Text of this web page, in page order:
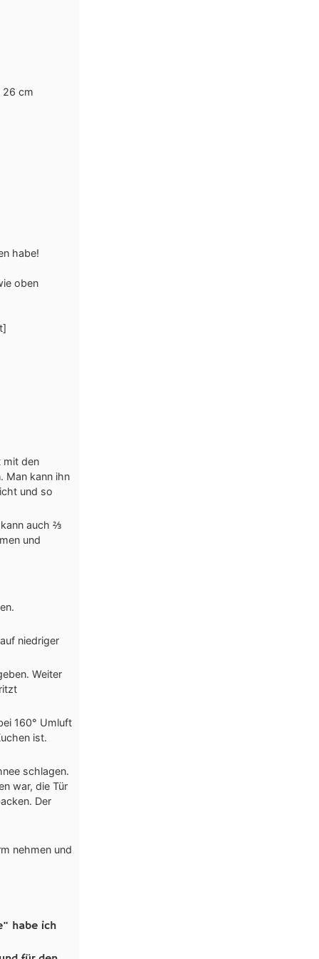
26 cm
habe!
oben
mit den
Man kann ihn
und so
auch ⅔
und
niedriger
Weiter
160° Umluft
ist.
schlagen.
war, die Tür
Der
nehmen und
habe ich